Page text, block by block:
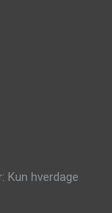
Kun hverdage